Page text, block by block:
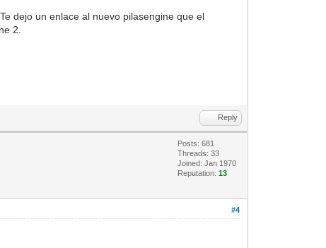
dejo un enlace al nuevo pilasengine que el
2.
Reply
Posts: 681
Threads: 33
Joined: Jan 1970
Reputation:13
#4